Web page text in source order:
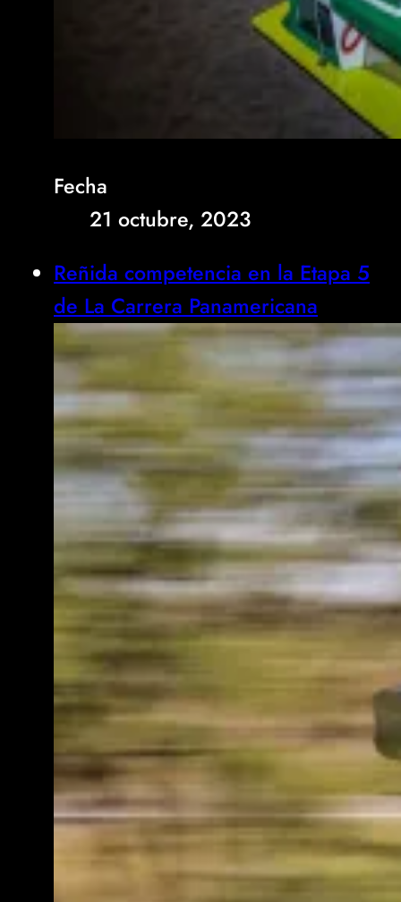
Fecha
21 octubre, 2023
Reñida competencia en la Etapa 5
de La Carrera Panamericana